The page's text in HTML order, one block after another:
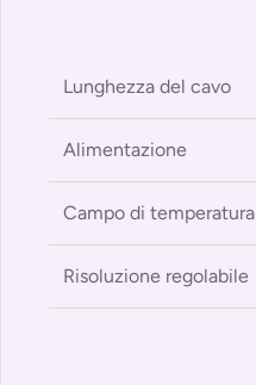
Lunghezza del cavo
Alimentazione
Campo di temperatura
Risoluzione regolabile